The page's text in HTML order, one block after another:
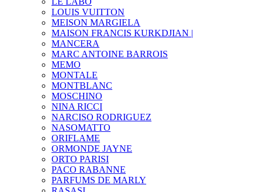
LOUIS VUITTON
MEISON MARGIELA
MAISON FRANCIS KURKDJIAN |
MANCERA
MARC ANTOINE BARROIS
MEMO
MONTALE
MONTBLANC
MOSCHINO
NINA RICCI
NARCISO RODRIGUEZ
NASOMATTO
ORIFLAME
ORMONDE JAYNE
ORTO PARISI
PACO RABANNE
PARFUMS DE MARLY